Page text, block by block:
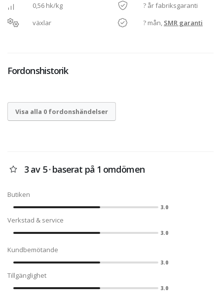
0,56 hk/kg
växlar
? år fabriksgaranti
? mån, SMR garanti
Fordonshistorik
Visa alla 0 fordonshändelser
3 av 5 · baserat på 1 omdömen
Butiken
3.0
Verkstad & service
3.0
Kundbemötande
3.0
Tillgänglighet
3.0